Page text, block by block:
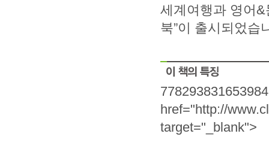
세계여행과 영어
북”이 출시되었습
href="http://
target="_blank">